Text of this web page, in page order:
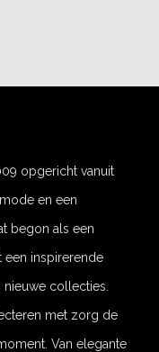
opgericht vanuit
en een
begon als een
inspirerende
collecties.
met zorg de
Van elegante